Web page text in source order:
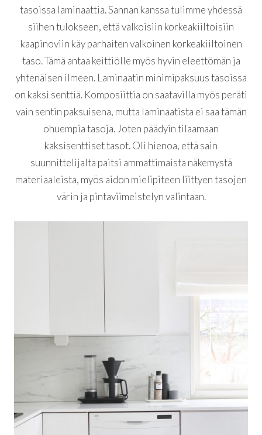
tasoissa laminaattia. Sannan kanssa tulimme yhdessä
siihen tulokseen, että valkoisiin korkeakiiltoisiin
kaapinoviin käy parhaiten valkoinen korkeakiiltoinen
taso. Tämä antaa keittiölle myös hyvin eleettömän ja
yhtenäisen ilmeen. Laminaatin minimipaksuus tasoissa
on kaksi senttiä. Komposiittia on saatavilla myös peräti
vain sentin paksuisena, mutta laminaatista ei saa tämän
ohuempia tasoja. Joten päädyin tilaamaan
kaksisenttiset tasot. Oli hienoa, että sain
suunnittelijalta paitsi ammattimaista näkemystä
materiaaleista, myös aidon mielipiteen liittyen tasojen
värin ja pintaviimeistelyn valintaan.